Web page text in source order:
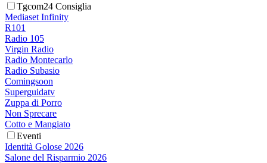
Tgcom24 Consiglia
Mediaset Infinity
R101
Radio 105
Virgin Radio
Radio Montecarlo
Radio Subasio
Comingsoon
Superguidatv
Zuppa di Porro
Non Sprecare
Cotto e Mangiato
Eventi
Identità Golose 2026
Salone del Risparmio 2026